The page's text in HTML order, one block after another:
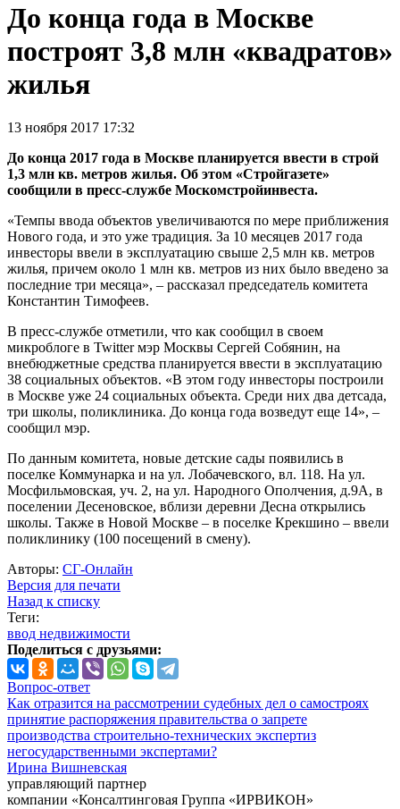
До конца года в Москве
построят 3,8 млн «квадратов»
жилья
13 ноября 2017 17:32
До конца 2017 года в Москве планируется ввести в строй
1,3 млн кв. метров жилья. Об этом «Стройгазете»
сообщили в пресс-службе Москомстройинвеста.
«Темпы ввода объектов увеличиваются по мере приближения
Нового года, и это уже традиция. За 10 месяцев 2017 года
инвесторы ввели в эксплуатацию свыше 2,5 млн кв. метров
жилья, причем около 1 млн кв. метров из них было введено за
последние три месяца», – рассказал председатель комитета
Константин Тимофеев.
В пресс-службе отметили, что как сообщил в своем
микроблоге в Twitter мэр Москвы Сергей Собянин, на
внебюджетные средства планируется ввести в эксплуатацию
38 социальных объектов. «В этом году инвесторы построили
в Москве уже 24 социальных объекта. Среди них два детсада,
три школы, поликлиника. До конца года возведут еще 14», –
сообщил мэр.
По данным комитета, новые детские сады появились в
поселке Коммунарка и на ул. Лобачевского, вл. 118. На ул.
Мосфильмовская, уч. 2, на ул. Народного Ополчения, д.9А, в
поселении Десеновское, вблизи деревни Десна открылись
школы. Также в Новой Москве – в поселке Крекшино – ввели
поликлинику (100 посещений в смену).
Авторы: СГ-Онлайн
Версия для печати
Назад к списку
Теги:
ввод недвижимости
Поделиться с друзьями:
Вопрос-ответ
Как отразится на рассмотрении судебных дел о самостроях
принятие распоряжения правительства о запрете
производства строительно-технических экспертиз
негосударственными экспертами?
Ирина Вишневская
управляющий партнер
компании «Консалтинговая Группа «ИРВИКОН»